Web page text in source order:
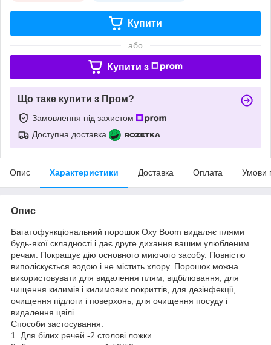
Купити
або
Купити з
Що таке купити з Пром?
Замовлення під захистом
Доступна доставка
Опис Характеристики Доставка Оплата Умови
Опис
Багатофункціональний порошок Oxy Boom видаляє плями
будь-якої складності і дає друге дихання вашим улюбленим
речам. Покращує дію основного миючого засобу. Повністю
виполіскується водою і не містить хлору. Порошок можна
використовувати для видалення плям, відбілювання, для
чищення килимів і килимових покриттів, для дезінфекції,
очищення підлоги і поверхонь, для очищення посуду і
видалення цвілі.
Способи застосування:
1. Для білих речей -2 столові ложки.